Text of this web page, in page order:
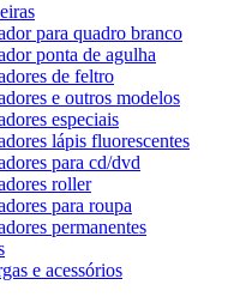
para quadro branco
ponta de agulha
de feltro
e outros modelos
especiais
lápis fluorescentes
para cd/dvd
roller
para roupa
permanentes
e acessórios